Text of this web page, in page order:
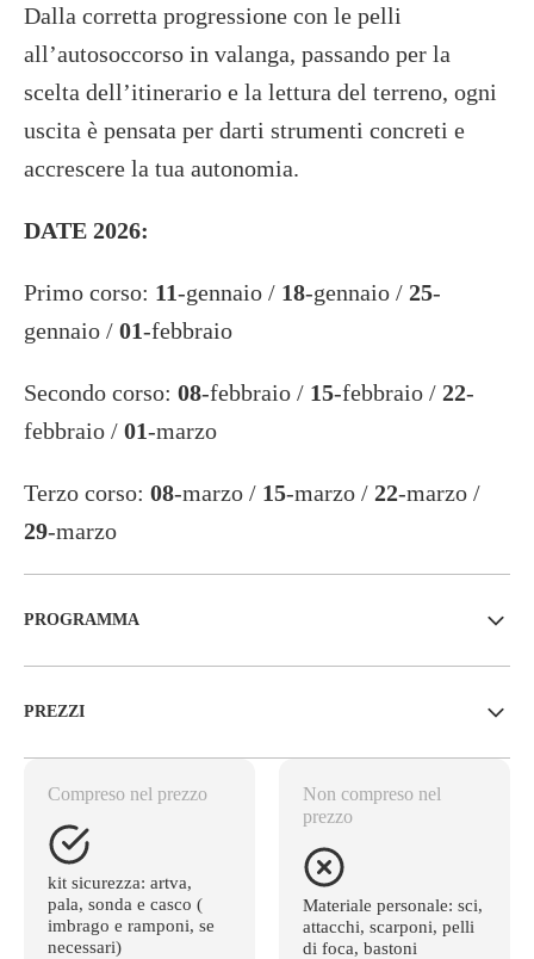
Dalla corretta progressione con le pelli
all’autosoccorso in valanga, passando per la
scelta dell’itinerario e la lettura del terreno, ogni
uscita è pensata per darti strumenti concreti e
accrescere la tua autonomia.
DATE 2026:
Primo corso: 11-gennaio / 18-gennaio / 25-
gennaio / 01-febbraio
Secondo corso: 08-febbraio / 15-febbraio / 22-
febbraio / 01-marzo
Terzo corso: 08-marzo / 15-marzo / 22-marzo /
29-marzo
PROGRAMMA
PREZZI
Compreso nel prezzo
kit sicurezza: artva,
pala, sonda e casco (
imbrago e ramponi, se
necessari)
Non compreso nel
prezzo
Materiale personale: sci,
attacchi, scarponi, pelli
di foca, bastoni